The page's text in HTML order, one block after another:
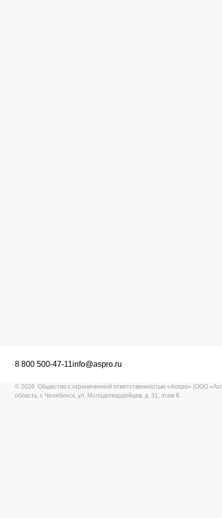
8 800 500-47-11info@aspro.ru
© 2026 Общество с ограниченной ответственностью «Аспро» (ООО
область, г. Челябинск, ул. Молодогвардейцев, д. 31, этаж 8.